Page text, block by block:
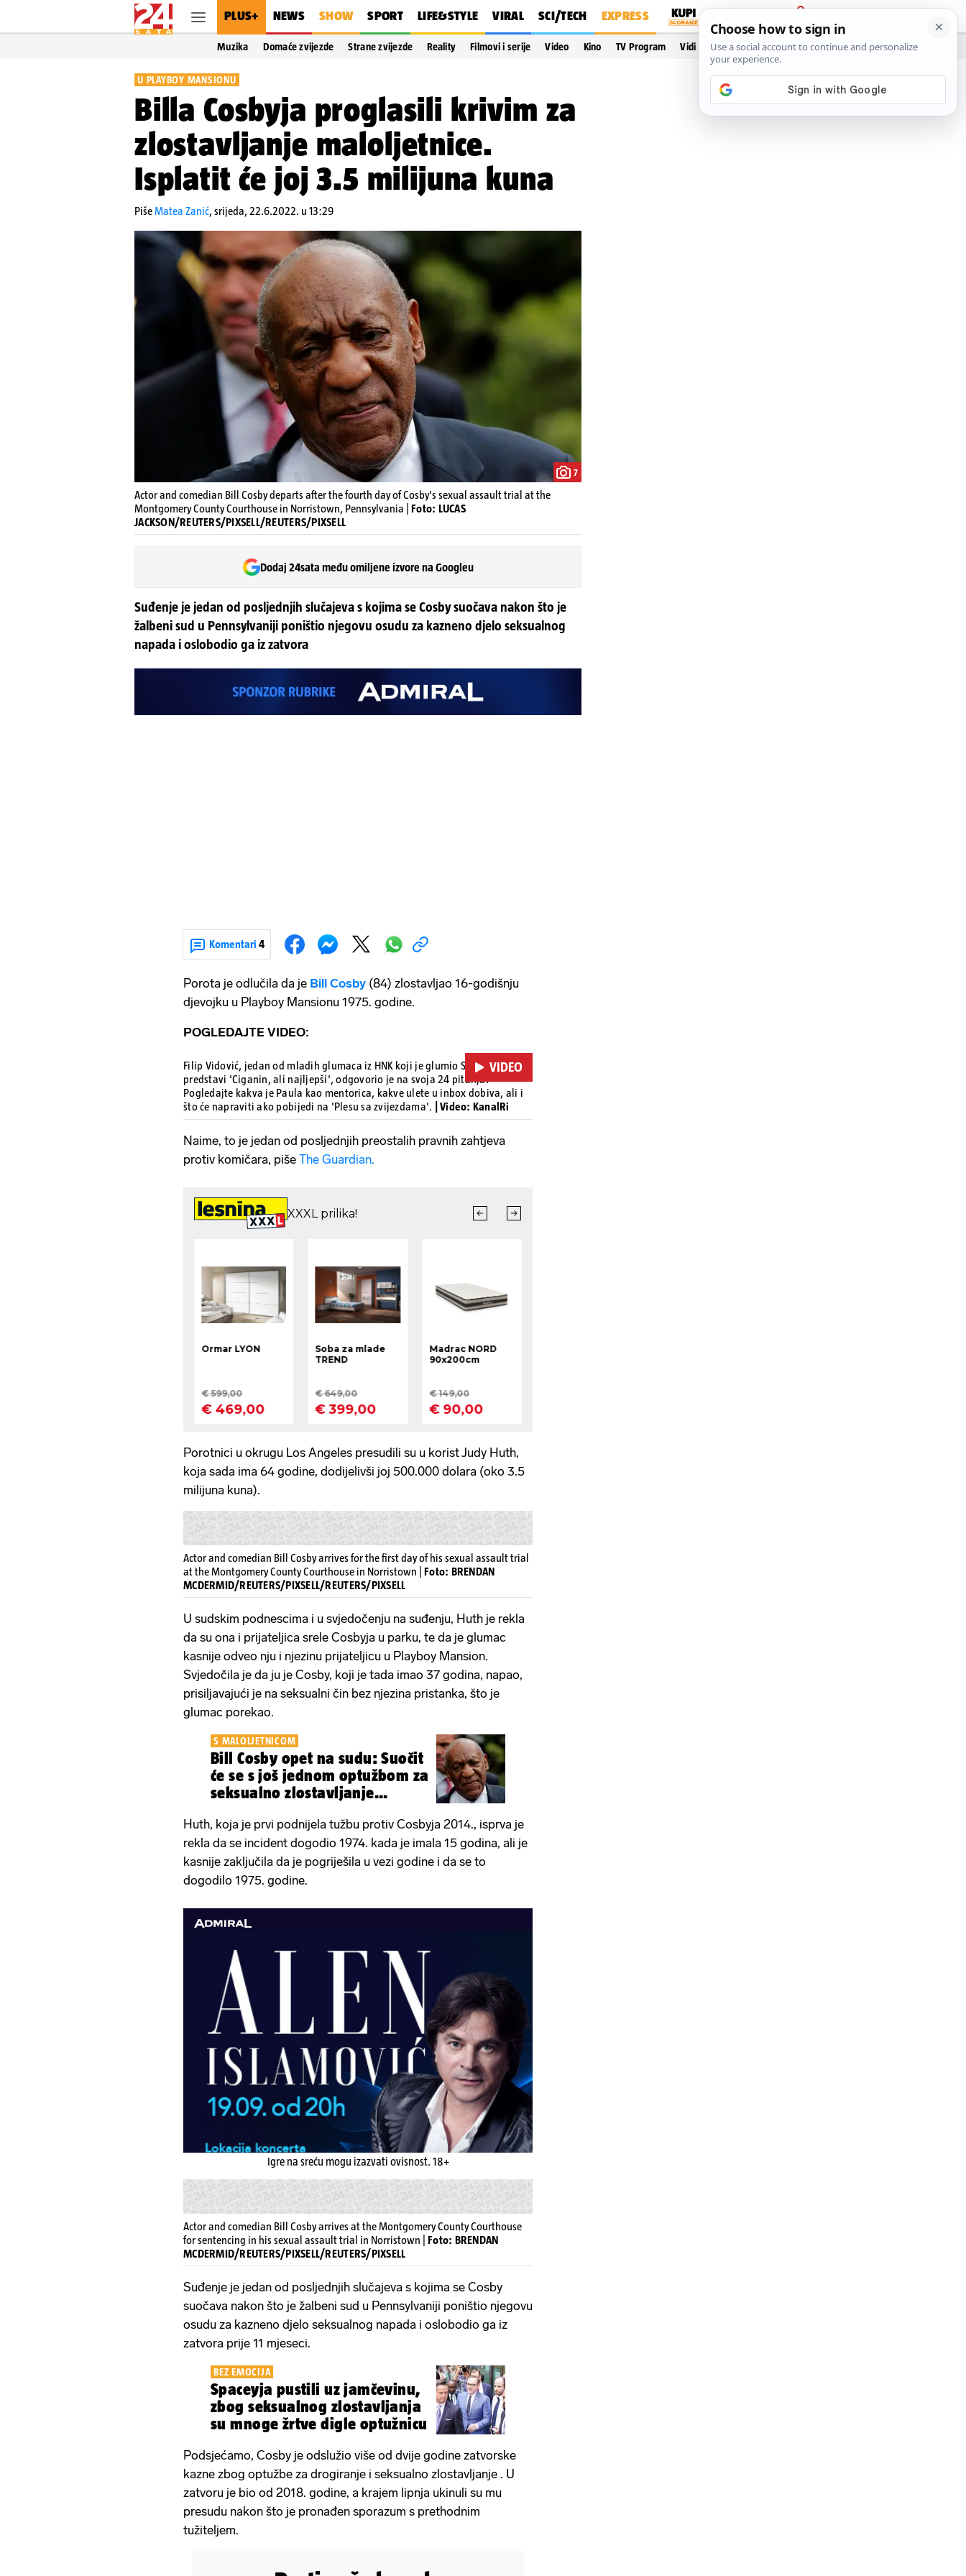
PLUS+ NEWS SHOW SPORT LIFE&STYLE VIRAL SCI/TECH EXPRESS
PRIJAVA
Muzika Domaće zvijezde Strane zvijezde Reality Filmovi i serije Video Kino TV Program Vidi još…
U PLAYBOY MANSIONU
Billa Cosbyja proglasili krivim za
zlostavljanje maloljetnice.
Isplatit će joj 3.5 milijuna kuna
PišeMatea Zanić,srijeda, 22.6.2022. u 13:29
7
Actor and comedian Bill Cosby departs after the fourth day of Cosby's sexual assault trial at the
Montgomery County Courthouse in Norristown, Pennsylvania | Foto: LUCAS
JACKSON/REUTERS/PIXSELL/REUTERS/PIXSELL
Dodaj 24sata među omiljene izvore na Googleu
Suđenje je jedan od posljednjih slučajeva s kojima se Cosby suočava nakon što je
žalbeni sud u Pennsylvaniji poništio njegovu osudu za kazneno djelo seksualnog
napada i oslobodio ga iz zatvora
Komentari 4
Porota je odlučila da je Bill Cosby (84) zlostavljao 16-godišnju
djevojku u Playboy Mansionu 1975. godine.
POGLEDAJTE VIDEO:
VIDEO
Filip Vidović, jedan od mladih glumaca iz HNK koji je glumio Sandija u
predstavi 'Ciganin, ali najljepši', odgovorio je na svoja 24 pitanja.
Pogledajte kakva je Paula kao mentorica, kakve ulete u inbox dobiva, ali i
što će napraviti ako pobijedi na 'Plesu sa zvijezdama'.
| Video: KanalRi
Naime, to je jedan od posljednjih preostalih pravnih zahtjeva
protiv komičara, piše The Guardian.
Porotnici u okrugu Los Angeles presudili su u korist Judy Huth,
koja sada ima 64 godine, dodijelivši joj 500.000 dolara (oko 3.5
milijuna kuna).
Actor and comedian Bill Cosby arrives for the first day of his sexual assault trial
at the Montgomery County Courthouse in Norristown | Foto: BRENDAN
MCDERMID/REUTERS/PIXSELL/REUTERS/PIXSELL
U sudskim podnescima i u svjedočenju na suđenju, Huth je rekla
da su ona i prijateljica srele Cosbyja u parku, te da je glumac
kasnije odveo nju i njezinu prijateljicu u Playboy Mansion.
Svjedočila je da ju je Cosby, koji je tada imao 37 godina, napao,
prisiljavajući je na seksualni čin bez njezina pristanka, što je
glumac porekao.
S MALOLJETNICOM
Bill Cosby opet na sudu: Suočit
će se s još jednom optužbom za
seksualno zlostavljanje...
Huth, koja je prvi podnijela tužbu protiv Cosbyja 2014., isprva je
rekla da se incident dogodio 1974. kada je imala 15 godina, ali je
kasnije zaključila da je pogriješila u vezi godine i da se to
dogodilo 1975. godine.
Igre na sreću mogu izazvati ovisnost. 18+
Actor and comedian Bill Cosby arrives at the Montgomery County Courthouse
for sentencing in his sexual assault trial in Norristown | Foto: BRENDAN
MCDERMID/REUTERS/PIXSELL/REUTERS/PIXSELL
Suđenje je jedan od posljednjih slučajeva s kojima se Cosby
suočava nakon što je žalbeni sud u Pennsylvaniji poništio njegovu
osudu za kazneno djelo seksualnog napada i oslobodio ga iz
zatvora prije 11 mjeseci.
BEZ EMOCIJA
Spaceyja pustili uz jamčevinu,
zbog seksualnog zlostavljanja
su mnoge žrtve digle optužnicu
Podsjećamo, Cosby je odslužio više od dvije godine zatvorske
kazne zbog optužbe za drogiranje i seksualno zlostavljanje . U
zatvoru je bio od 2018. godine, a krajem lipnja ukinuli su mu
presudu nakon što je pronađen sporazum s prethodnim
tužiteljem.